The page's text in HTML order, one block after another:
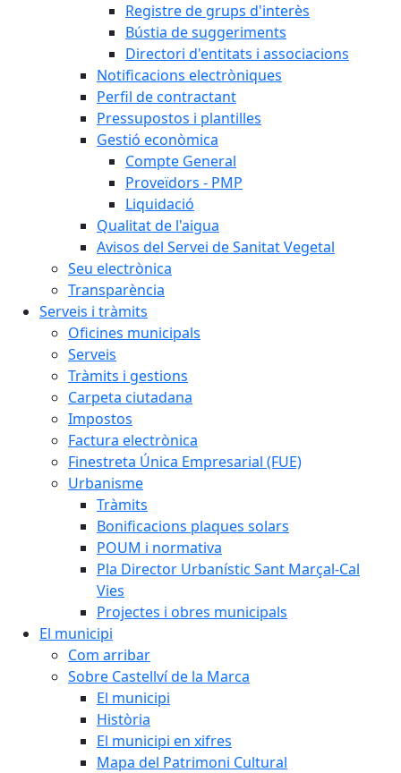
Registre de grups d'interès
Bústia de suggeriments
Directori d'entitats i associacions
Notificacions electròniques
Perfil de contractant
Pressupostos i plantilles
Gestió econòmica
Compte General
Proveïdors - PMP
Liquidació
Qualitat de l'aigua
Avisos del Servei de Sanitat Vegetal
Seu electrònica
Transparència
Serveis i tràmits
Oficines municipals
Serveis
Tràmits i gestions
Carpeta ciutadana
Impostos
Factura electrònica
Finestreta Única Empresarial (FUE)
Urbanisme
Tràmits
Bonificacions plaques solars
POUM i normativa
Pla Director Urbanístic Sant Marçal-Cal
Vies
Projectes i obres municipals
El municipi
Com arribar
Sobre Castellví de la Marca
El municipi
Història
El municipi en xifres
Mapa del Patrimoni Cultural